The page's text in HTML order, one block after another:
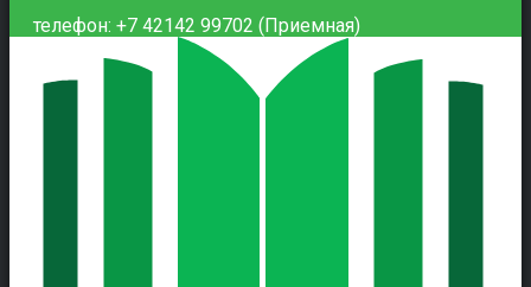
телефон: +7 42142 99702 (Приемная)